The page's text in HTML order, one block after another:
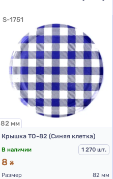
S-1751
82 мм
Крышка ТО-82 (Синяя клетка)
В наличии
1 270 шт.
8 ₴
Размер
82 мм